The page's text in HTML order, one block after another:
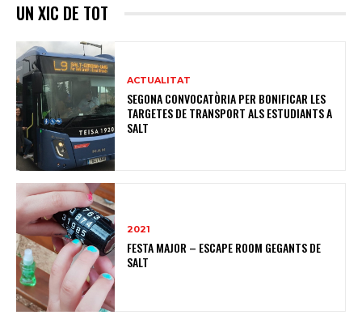
UN XIC DE TOT
ACTUALITAT
SEGONA CONVOCATÒRIA PER BONIFICAR LES
TARGETES DE TRANSPORT ALS ESTUDIANTS A
SALT
2021
FESTA MAJOR – ESCAPE ROOM GEGANTS DE
SALT